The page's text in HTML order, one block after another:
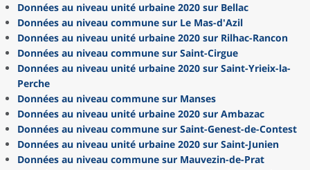
Données au niveau unité urbaine 2020 sur Bellac
Données au niveau commune sur Le Mas-d'Azil
Données au niveau unité urbaine 2020 sur Rilhac-Rancon
Données au niveau commune sur Saint-Cirgue
Données au niveau unité urbaine 2020 sur Saint-Yrieix-la-
Perche
Données au niveau commune sur Manses
Données au niveau unité urbaine 2020 sur Ambazac
Données au niveau commune sur Saint-Genest-de-Contest
Données au niveau unité urbaine 2020 sur Saint-Junien
Données au niveau commune sur Mauvezin-de-Prat